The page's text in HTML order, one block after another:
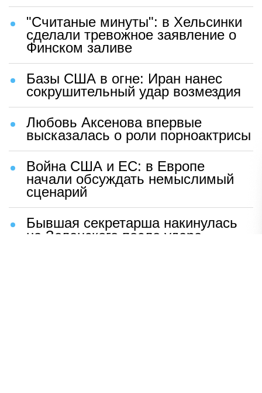
"Считаные минуты": в Хельсинки
сделали тревожное заявление о
Финском заливе
Базы США в огне: Иран нанес
сокрушительный удар возмездия
Любовь Аксенова впервые
высказалась о роли порноактрисы
Война США и ЕС: в Европе
начали обсуждать немыслимый
сценарий
Бывшая секретарша накинулась
на Зеленского после удара